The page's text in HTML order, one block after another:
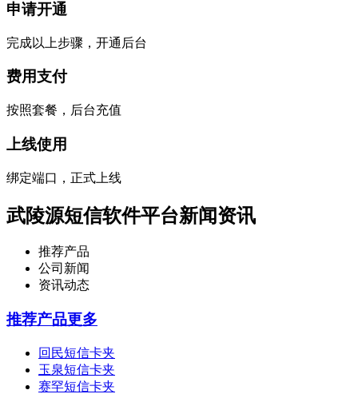
申请开通
完成以上步骤，开通后台
费用支付
按照套餐，后台充值
上线使用
绑定端口，正式上线
武陵源短信软件平台新闻资讯
推荐产品
公司新闻
资讯动态
推荐产品更多
回民短信卡夹
玉泉短信卡夹
赛罕短信卡夹